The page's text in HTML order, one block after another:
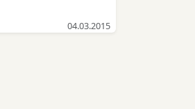
04.03.2015